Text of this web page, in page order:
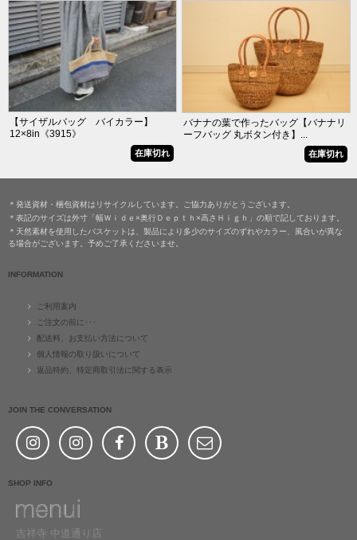
【サイザルバッグ バイカラー】
12×8in《3915》
在庫切れ
バナナの葉で作ったバッグ【バナナリ
ーフバッグ 丸ボタン付き】...
在庫切れ
＊発送資材・梱包資材はリサイクルしています。ご協力ありがとうございます。
＊表記のサイズは外寸「幅Ｗｉｄｅ×奥行Ｄｅｐｔｈ×高さＨｉｇｈ」の順で記しております。
＊天然素材を使用したバスケットは、製品により多少のサイズのずれやカラー、風合いが異な
る場合がございます。予めご了承くださいませ。
INFORMATION
ご利用案内
ご注文の前に･･･
配送料、お支払い方法について
個人情報の取り扱いについて
返品特約、特定商取引法に関する表示
JOIN THE CONVERSATION
SHOP INFO
吉祥寺 中道通り店